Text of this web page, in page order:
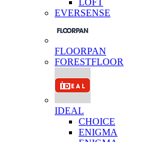
LOFT
EVERSENSE
FLOORPAN
FORESTFLOOR
IDEAL
CHOICE
ENIGMA